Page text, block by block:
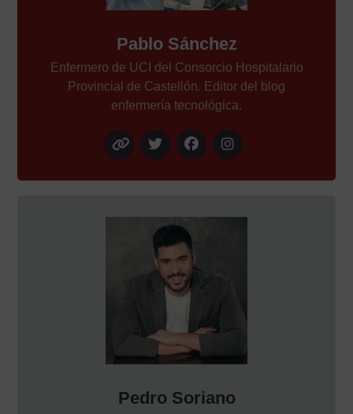
Pablo Sánchez
Enfermero de UCI del Consorcio Hospitalario
Provincial de Castellón. Editor del blog
enfermería tecnológica.
Pedro Soriano